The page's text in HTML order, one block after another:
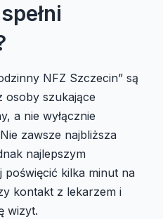
NFZ Szczecin” są
osoby szukające
a nie wyłącznie
zawsze najbliższa
najlepszym
poświęcić kilka minut na
kontakt z lekarzem i
wizyt.